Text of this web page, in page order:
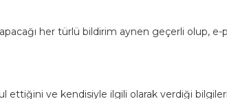
her türlü bildirim aynen geçerli olup, e-
ve kendisiyle ilgili olarak verdiği